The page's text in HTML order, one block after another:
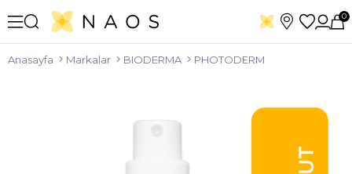
0
Anasayfa Markalar BIODERMA PHOTODERM